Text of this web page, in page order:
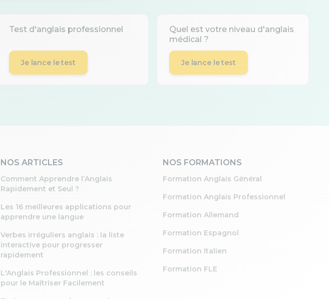
Test d'anglais professionnel
Je lance le test
Quel est votre niveau d'anglais
médical ?
Je lance le test
NOS ARTICLES
Comment Apprendre l’Anglais
Rapidement et Seul ?
Les 16 meilleures applications pour
apprendre une langue
Verbes irréguliers anglais : la liste
interactive pour progresser
rapidement
L'Anglais Professionnel : les conseils
pour le Maîtriser Facilement
NOS FORMATIONS
Formation Anglais Général
Formation Anglais Professionnel
Formation Allemand
Formation Espagnol
Formation Italien
Formation FLE